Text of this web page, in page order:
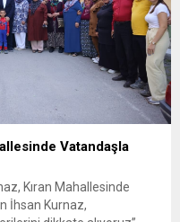
Vatandaşla
Kıran Mahallesinde
İhsan Kurnaz,